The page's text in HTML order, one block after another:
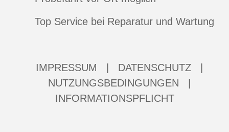
Top Service bei Reparatur und Wartung
IMPRESSUM DATENSCHUTZ
NUTZUNGSBEDINGUNGEN
INFORMATIONSPFLICHT